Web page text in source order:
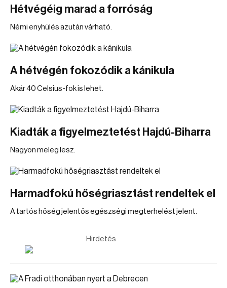
Hétvégéig marad a forróság
Némi enyhülés azután várható.
A hétvégén fokozódik a kánikula
Akár 40 Celsius-fok is lehet.
Kiadták a figyelmeztetést Hajdú-Biharra
Nagyon meleg lesz.
Harmadfokú hőségriasztást rendeltek el
A tartós hőség jelentős egészségi megterhelést jelent.
Hirdetés